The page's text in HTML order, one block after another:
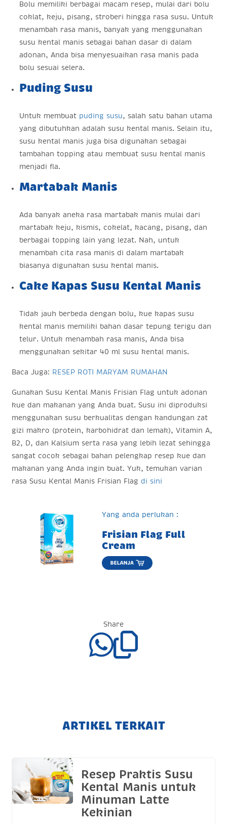
Bolu memiliki berbagai macam resep, mulai dari bolu
coklat, keju, pisang, stroberi hingga rasa susu. Untuk
menambah rasa manis, banyak yang menggunakan
susu kental manis sebagai bahan dasar di dalam
adonan, Anda bisa menyesuaikan rasa manis pada
bolu sesuai selera.
Puding Susu
Untuk membuat puding susu, salah satu bahan utama
yang dibutuhkan adalah susu kental manis. Selain itu,
susu kental manis juga bisa digunakan sebagai
tambahan topping atau membuat susu kental manis
menjadi fla.
Martabak Manis
Ada banyak aneka rasa martabak manis mulai dari
martabak keju, kismis, cokelat, kacang, pisang, dan
berbagai topping lain yang lezat. Nah, untuk
menambah cita rasa manis di dalam martabak
biasanya digunakan susu kental manis.
Cake Kapas Susu Kental Manis
Tidak jauh berbeda dengan bolu, kue kapas susu
kental manis memiliki bahan dasar tepung terigu dan
telur. Untuk menambah rasa manis, Anda bisa
menggunakan sekitar 40 ml susu kental manis.
Baca Juga: RESEP ROTI MARYAM RUMAHAN
Gunakan Susu Kental Manis Frisian Flag untuk adonan
kue dan makanan yang Anda buat. Susu ini diproduksi
menggunakan susu berkualitas dengan kandungan zat
gizi makro (protein, karbohidrat dan lemak), Vitamin A,
B2, D, dan Kalsium serta rasa yang lebih lezat sehingga
sangat cocok sebagai bahan pelengkap resep kue dan
makanan yang Anda ingin buat. Yuk, temukan varian
rasa Susu Kental Manis Frisian Flag di sini
Yang anda perlukan :
Frisian Flag Full
Cream
Share
ARTIKEL TERKAIT
Resep Praktis Susu
Kental Manis untuk
Minuman Latte
Kekinian